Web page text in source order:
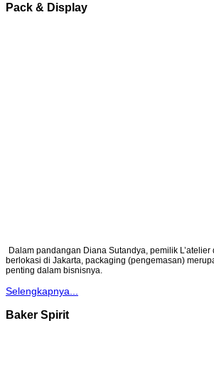
Pack & Display
Dalam pandangan Diana Sutandya, pemilik L’atelier
berlokasi di Jakarta, packaging (pengemasan)
penting dalam bisnisnya.
Selengkapnya...
Baker Spirit